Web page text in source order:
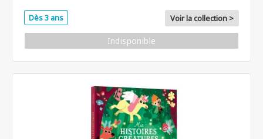
Dès 3 ans Voir la collection >
Indisponible